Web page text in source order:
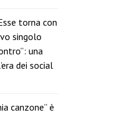
torna con
singolo
una
dei social
canzone” è